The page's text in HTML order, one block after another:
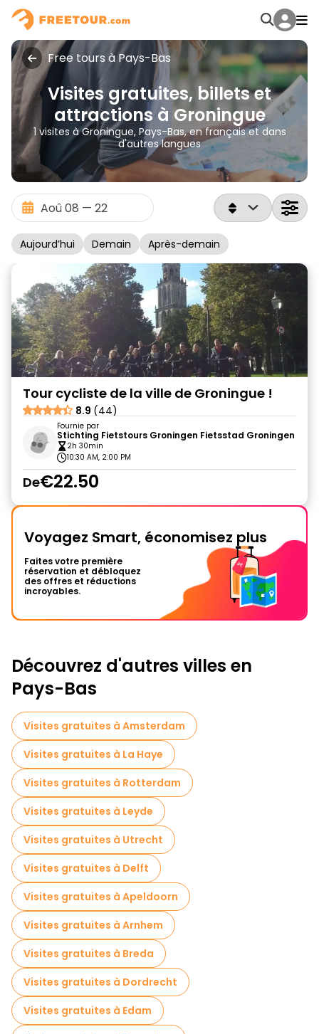
Free tours à Pays-Bas
Visites gratuites, billets et
attractions à Groningue
1 visites à Groningue, Pays-Bas, en français et dans
d'autres langues
Aujourd’hui Demain Après-demain
Tour cycliste de la ville de Groningue !
8.9 (44)
Fournie par
Stichting Fietstours Groningen Fietsstad Groningen
2h 30min
10:30 AM, 2:00 PM
De€22.50
Voyagez Smart, économisez plus
Faites votre première
réservation et débloquez
des offres et réductions
incroyables.
Découvrez d'autres villes en
Pays-Bas
Visites gratuites à Amsterdam
Visites gratuites à La Haye
Visites gratuites à Rotterdam
Visites gratuites à Leyde
Visites gratuites à Utrecht
Visites gratuites à Delft
Visites gratuites à Apeldoorn
Visites gratuites à Arnhem
Visites gratuites à Breda
Visites gratuites à Dordrecht
Visites gratuites à Edam